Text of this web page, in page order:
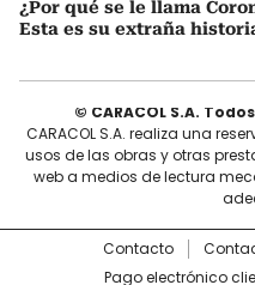
¿Por qué se le llama
Esta es su extraña
© CARACOL S.A.
CARACOL S.A. realiza una
usos de las obras y otras
web a medios de lectura
Contacto
Pago electrónico